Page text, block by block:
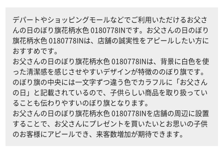
デパートやショッピングモールなどでご利用いただけるお父さ
んの日のぼり旗花柄水色 0180778INです。お父さんの日のぼり
旗花柄水色 0180778INは、店舗の誠実性をアピールしたい方に
おすすめです。
お父さんの日のぼり旗花柄水色 0180778INは、背景に白色を使
った清潔感を感じさせやすいデザインが特徴ののぼり旗です。
のぼり旗の中央には一文字ずつ違う色でカラフルに「お父さん
の日」と記載されているので、子供らしい商品を取り扱ってい
ることも伝わりやすいのぼり旗となります。
お父さんの日のぼり旗花柄水色 0180778INを店舗の周辺に設置
することで、お父さんにプレゼントを買いたいとお思いの子供
のお客様にアピールでき、来客数増加が期待できます。